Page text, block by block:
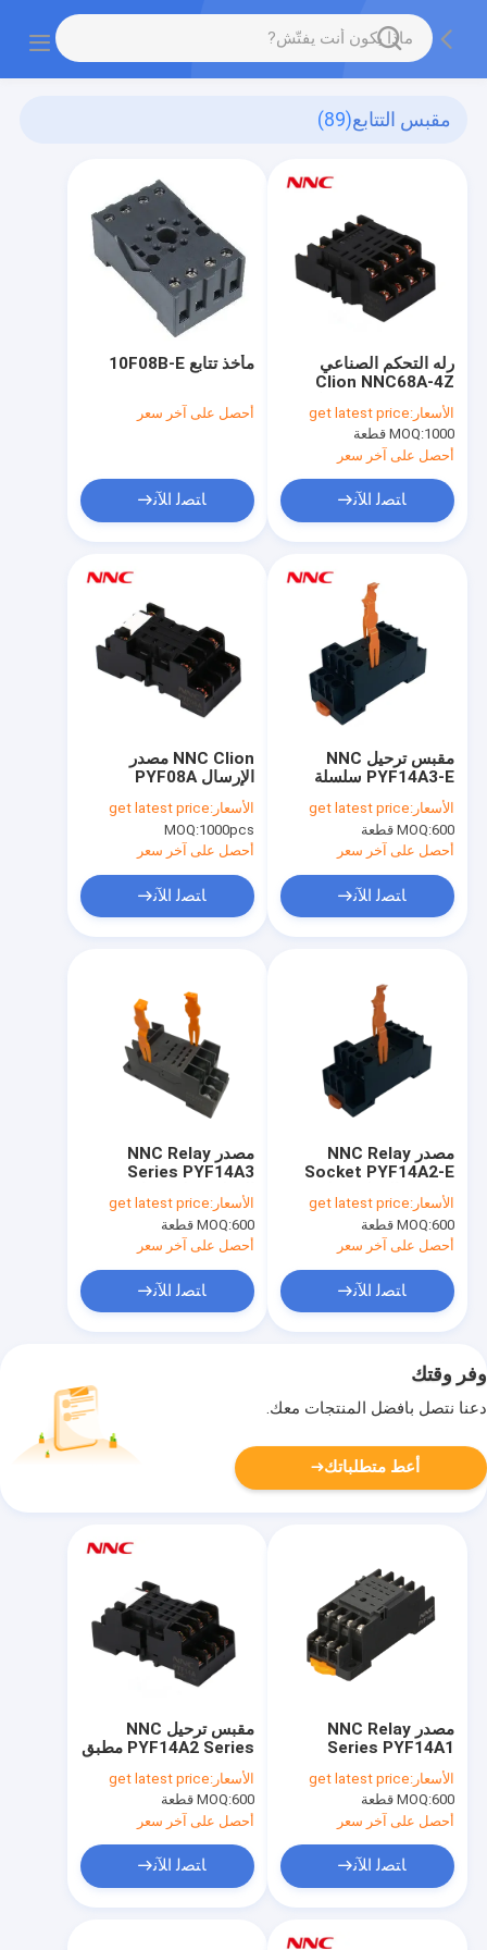
مقبس التتابع(89)
مأخذ تتابع 10F08B-E
أحصل على آخر سعر
ﺎﺘﺼﻟ ﺍﻶﻧ
رله التحكم الصناعي
Clion NNC68A-4Z
رله PTF14A مع شهادة
UL
الأسعار:get latest price
MOQ:1000 قطعة
أحصل على آخر سعر
ﺎﺘﺼﻟ ﺍﻶﻧ
NNC Clion مصدر
الإرسال PYF08A
PYF08A-E PYF08A1
PYF08A-E2 PYF08A3
لسلسلة NNC68B
الإرسال MY2 MY3
الأسعار:get latest price
MOQ:1000pcs
أحصل على آخر سعر
ﺎﺘﺼﻟ ﺍﻶﻧ
مقبس ترحيل NNC
PYF14A3-E سلسلة
مطبقة لـ
HHC68B/MY4/JQX-
18F/HH54P ترحيل
الأسعار:get latest price
MOQ:600 قطعة
أحصل على آخر سعر
ﺎﺘﺼﻟ ﺍﻶﻧ
مصدر NNC Relay
Series PYF14A3
المطبق على جهاز
HHC68B/MY4/JQX-
18F/HH54P Relay
الأسعار:get latest price
MOQ:600 قطعة
أحصل على آخر سعر
ﺎﺘﺼﻟ ﺍﻶﻧ
مصدر NNC Relay
Socket PYF14A2-E
جهاز
HHC68B/MY4/JQX-
18F/HH54P Relay
الأسعار:get latest price
MOQ:600 قطعة
أحصل على آخر سعر
ﺎﺘﺼﻟ ﺍﻶﻧ
وفر وقتك
دعنا نتصل بأفضل المنتجات معك.
أعط متطلباتك
مقبس ترحيل NNC
PYF14A2 Series مطبق
على مرحل
HHC68B/MY4/JQX-
18F/HH54P
الأسعار:get latest price
MOQ:600 قطعة
أحصل على آخر سعر
ﺎﺘﺼﻟ ﺍﻶﻧ
مصدر NNC Relay
Series PYF14A1
المطبق على
HHC68B/MY4/JQX-
18F/HH54P Relay
الأسعار:get latest price
MOQ:600 قطعة
أحصل على آخر سعر
ﺎﺘﺼﻟ ﺍﻶﻧ